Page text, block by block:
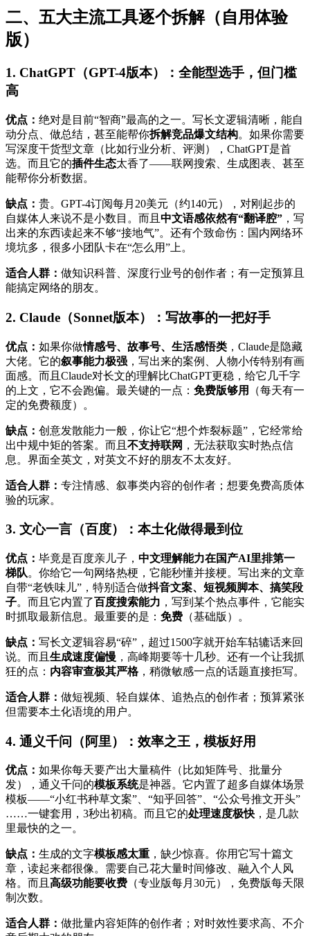
二、五大主流工具逐个拆解（自用体验
版）
1. ChatGPT（GPT-4版本）：全能型选手，但门槛
高
优点： 绝对是目前“智商”最高的之一。写长文逻辑清晰，能自
动分点、做总结，甚至能帮你拆解竞品爆文结构。如果你需要
写深度干货型文章（比如行业分析、评测），ChatGPT是首
选。而且它的插件生态太香了——联网搜索、生成图表、甚至
能帮你分析数据。
缺点： 贵。GPT-4订阅每月20美元（约140元），对刚起步的
自媒体人来说不是小数目。而且 中文语感依然有“翻译腔” ，写
出来的东西读起来不够“接地气”。还有个致命伤：国内网络环
境坑多，很多小团队卡在“怎么用”上。
适合人群： 做知识科普、深度行业号的创作者；有一定预算且
能搞定网络的朋友。
2. Claude（Sonnet版本）：写故事的一把好手
优点： 如果你做情感号、故事号、生活感悟类 ，Claude是隐藏
大佬。它的叙事能力极强 ，写出来的案例、人物小传特别有画
面感。而且Claude对长文的理解比ChatGPT更稳，给它几千字
的上文，它不会跑偏。最关键的一点： 免费版够用
（每天有一
定的免费额度）。
缺点： 创意发散能力一般，你让它“想个炸裂标题”，它经常给
出中规中矩的答案。而且 不支持联网 ，无法获取实时热点信
息。界面全英文，对英文不好的朋友不太友好。
适合人群： 专注情感、叙事类内容的创作者；想要免费高质体
验的玩家。
3. 文心一言（百度）：本土化做得最到位
优点： 毕竟是百度亲儿子， 中文理解能力在国产AI里排第一
梯队。你给它一句网络热梗，它能秒懂并接梗。写出来的文章
自带“老铁味儿”，特别适合做抖音文案、短视频脚本、搞笑段
子。而且它内置了百度搜索能力 ，写到某个热点事件，它能实
时抓取最新信息。最重要的是： 免费 （基础版）。
缺点： 写长文逻辑容易“碎”，超过1500字就开始车轱辘话来回
说。而且 生成速度偏慢 ，高峰期要等十几秒。还有一个让我抓
狂的点： 内容审查极其严格，稍微敏感一点的话题直接拒写。
适合人群： 做短视频、轻自媒体、追热点的创作者；预算紧张
但需要本土化语境的用户。
4. 通义千问（阿里）：效率之王，模板好用
优点： 如果你每天要产出大量稿件（比如矩阵号、批量分
发），通义千问的模板系统是神器。它内置了超多自媒体场景
模板——“小红书种草文案”、“知乎回答”、“公众号推文开头”
……一键套用，3秒出初稿。而且它的处理速度极快 ，是几款
里最快的之一。
缺点： 生成的文字模板感太重 ，缺少惊喜。你用它写十篇文
章，读起来都很像。需要自己花大量时间修改、融入个人风
格。而且 高级功能要收费 （专业版每月30元），免费版每天限
制次数。
适合人群： 做批量内容矩阵的创作者；对时效性要求高、不介